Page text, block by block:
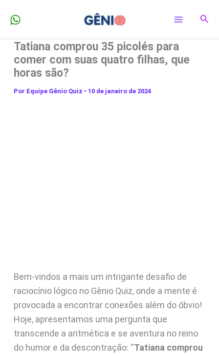
para
conteúdo
Tatiana comprou 35 picolés para
comer com suas quatro filhas, que
horas são?
Por Equipe Gênio Quiz • 10 de janeiro de 2024
Bem-vindos a mais um intrigante desafio de
raciocínio lógico no Gênio Quiz, onde a mente é
provocada a encontrar conexões além do óbvio!
Hoje, apresentamos uma pergunta que
transcende a aritmética e se aventura no reino
do humor e da descontração: “Tatiana comprou